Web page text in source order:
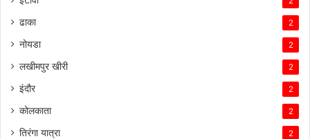
ढाका 2
नोयडा 2
लखीमपुर खीरी 2
इंदौर 2
कोलकाता 2
तिरंगा यात्रा 2